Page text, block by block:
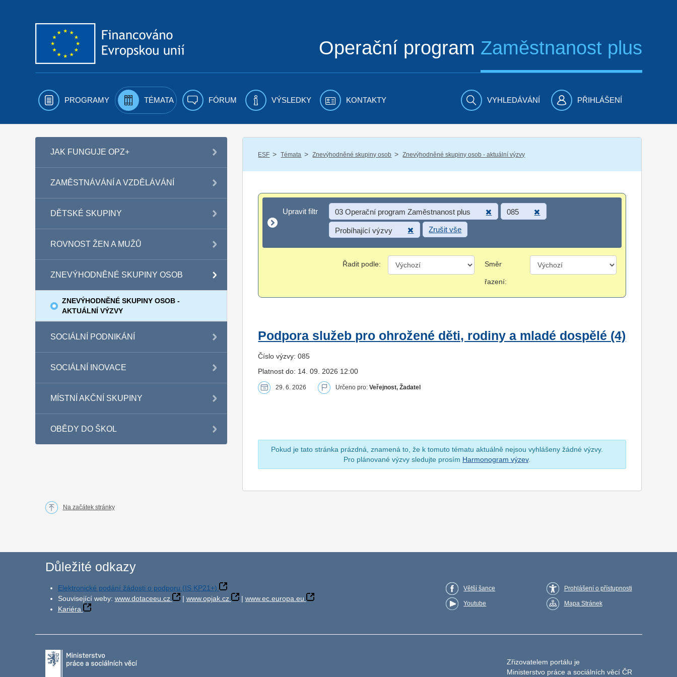
Operační program Zaměstnanost plus
PROGRAMY TÉMATA FÓRUM VÝSLEDKY KONTAKTY VYHLEDÁVÁNÍ PŘIHLÁŠENÍ
JAK FUNGUJE OPZ+
ZAMĚSTNÁVÁNÍ A VZDĚLÁVÁNÍ
DĚTSKÉ SKUPINY
ROVNOST ŽEN A MUŽŮ
ZNEVÝHODNĚNÉ SKUPINY OSOB
ZNEVÝHODNĚNÉ SKUPINY OSOB -
AKTUÁLNÍ VÝZVY
SOCIÁLNÍ PODNIKÁNÍ
SOCIÁLNÍ INOVACE
MÍSTNÍ AKČNÍ SKUPINY
OBĚDY DO ŠKOL
ESF / Témata / Znevýhodněné skupiny osob / Znevýhodněné skupiny osob - aktuální výzvy
Upravit filtr
Upravit filtr 03 Operační program Zaměstnanost plus 085
Probíhající výzvy Zrušit vše
Řadit podle: Směr
řazení:
Podpora služeb pro ohrožené děti, rodiny a mladé dospělé (4)
Číslo výzvy: 085
Platnost do: 14. 09. 2026 12:00
29. 6. 2026 Určeno pro:Veřejnost, Žadatel
Pokud je tato stránka prázdná, znamená to, že k tomuto tématu aktuálně nejsou vyhlášeny žádné výzvy.
Pro plánované výzvy sledujte prosím Harmonogram výzev.
Na začátek stránky
Důležité odkazy
Elektronické podání žádosti o podporu (IS KP21+)
Související weby: www.dotaceeu.cz | www.opjak.cz | www.ec.europa.eu
Kariéra
Větší šance
Youtube
Prohlášení o přístupnosti
Mapa Stránek
Zřizovatelem portálu je
Ministerstvo práce a sociálních věcí ČR